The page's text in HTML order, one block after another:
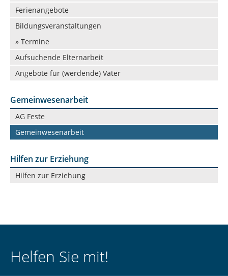
Ferienangebote
Bildungsveranstaltungen
» Termine
Aufsuchende Elternarbeit
Angebote für (werdende) Väter
Gemeinwesenarbeit
Navigation
überspringen
AG Feste
Gemeinwesenarbeit
Hilfen zur Erziehung
Navigation
überspringen
Hilfen zur Erziehung
Helfen Sie mit!